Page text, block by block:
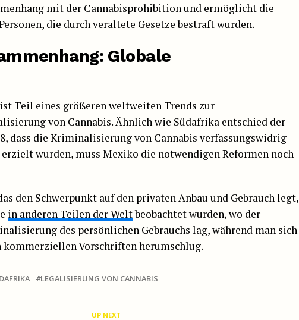
mit der Cannabisprohibition und ermöglicht die
die durch veraltete Gesetze bestraft wurden.
Globale
Teil eines größeren weltweiten Trends zur
von Cannabis. Ähnlich wie Südafrika entschied der
dass die Kriminalisierung von Cannabis verfassungswidrig
wurden, muss Mexiko die notwendigen Reformen noch
den Schwerpunkt auf den privaten Anbau und Gebrauch legt,
in anderen Teilen der Weltbeobachtet wurden, wo der
des persönlichen Gebrauchs lag, während man sich
Vorschriften herumschlug.
LEGALISIERUNG VON CANNABIS
UP NEXT